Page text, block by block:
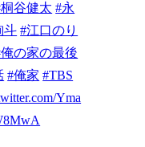
谷健太 #永
斗 #江口のり
の家の最後
#俺家 #TBS
Yma